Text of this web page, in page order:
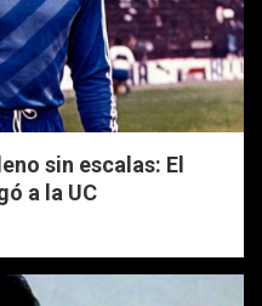
sin escalas: El
a la UC